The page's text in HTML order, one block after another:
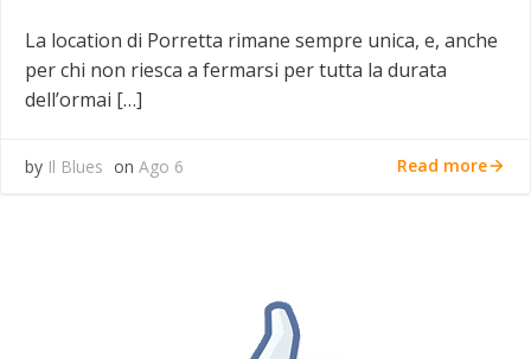
La location di Porretta rimane sempre unica, e, anche
per chi non riesca a fermarsi per tutta la durata
dell’ormai […]
by Il Blues on Ago 6 Read more